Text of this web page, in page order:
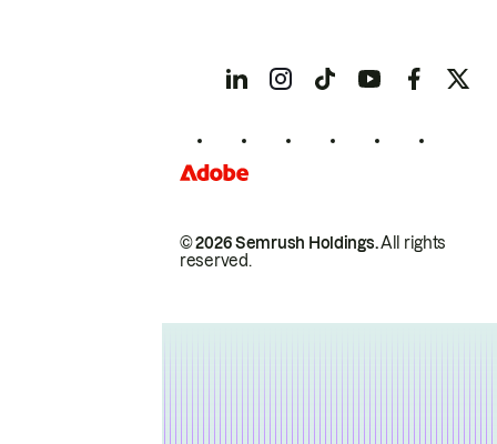
© 2026 Semrush Holdings.All rights
reserved.